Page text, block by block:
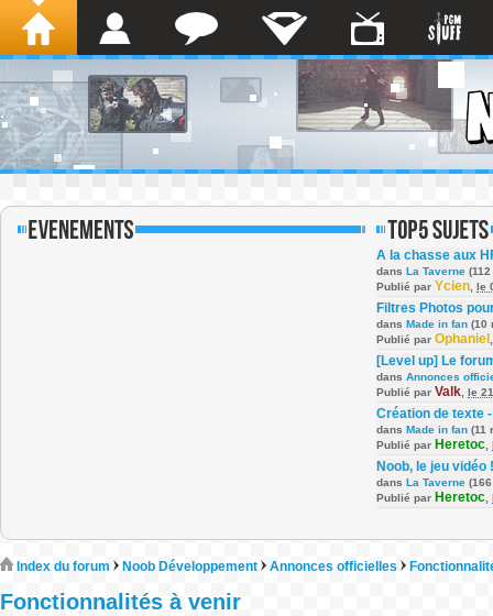
A la chasse aux
dans La Taverne
Publié par Ycien le
Filtres Photos
dans Made in fan (10
Publié par Ophaniel
[Level up] Le
dans Annonces
Publié par Valk le
Création de texte
dans Made in fan (11
Publié par Heretoc
Noob, le jeu vidéo !
dans La Taverne
Publié par Heretoc
Index du forum Noob Développement Annonces officielles
Fonctionnalités à venir